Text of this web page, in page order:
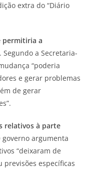
extra do “Diário
permitiria a
. Segundo a Secretaria-
“poderia
e gerar problemas
de gerar
relativos à parte
governo argumenta
“deixaram de
previsões específicas